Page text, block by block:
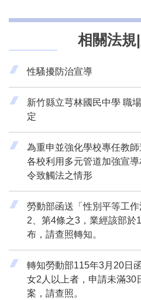
相關法規
性騷擾防治宣導
新竹縣立芎林國民中學 職
定
為重申並強化學校專任教
各校利用多元管道加強宣
令致觸法之情形
勞動部函送「性別平等工
2、第4條之3，業經該部於
布，請查照轉知。
轉知勞動部115年3月20日
女2人以上者，申請未滿30
案，請查照。